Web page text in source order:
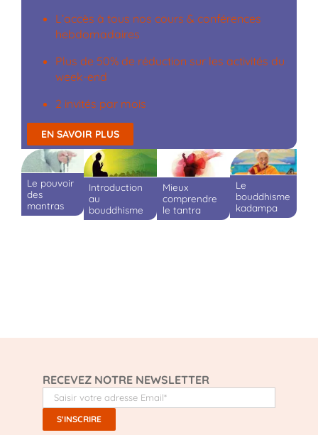
L’accès à tous nos cours & conférences
hebdomadaires
Plus de 50% de réduction sur les activités du
week-end
2 invités par mois
EN SAVOIR PLUS
Le pouvoir
des
mantras
Introduction
au
bouddhisme
Mieux
comprendre
le tantra
Le
bouddhisme
kadampa
RECEVEZ NOTRE NEWSLETTER